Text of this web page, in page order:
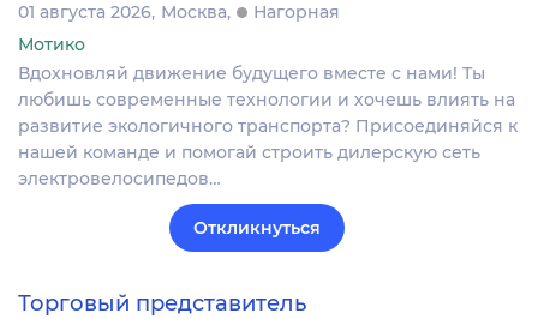
01 августа 2026 Москва
Нагорная
Мотико
Вдохновляй движение будущего вместе с нами! Ты
любишь современные технологии и хочешь влиять на
развитие экологичного транспорта? Присоединяйся к
нашей команде и помогай строить дилерскую сеть
электровелосипедов…
Откликнуться
Торговый представитель